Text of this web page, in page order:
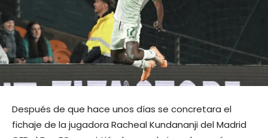
Después de que hace unos días se concretara el
fichaje de la jugadora Racheal Kundananji del Madrid